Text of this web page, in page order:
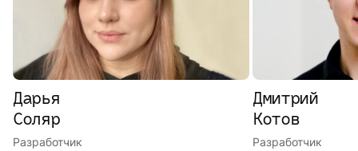
Дарья
Соляр
Разработчик
Дмитрий
Котов
Разработчик